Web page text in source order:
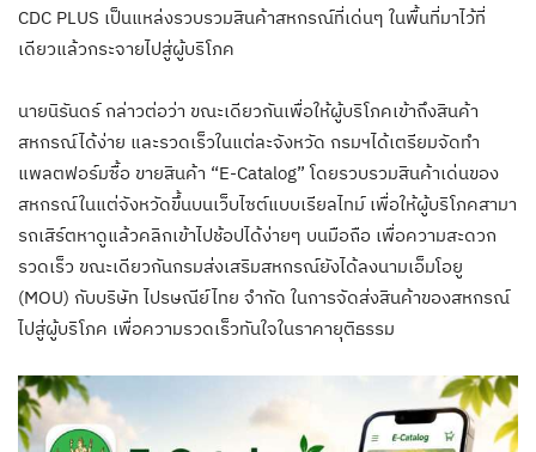
CDC PLUS เป็นแหล่งรวบรวมสินค้าสหกรณ์ที่เด่นๆ ในพื้นที่มาไว้ที่
เดียวแล้วกระจายไปสู่ผู้บริโภค
นายนิรันดร์ กล่าวต่อว่า ขณะเดียวกันเพื่อให้ผู้บริโภคเข้าถึงสินค้า
สหกรณ์ได้ง่าย และรวดเร็วในแต่ละจังหวัด กรมฯได้เตรียมจัดทำ
แพลตฟอร์มซื้อ ขายสินค้า “E-Catalog” โดยรวบรวมสินค้าเด่นของ
สหกรณ์ในแต่จังหวัดขึ้นบนเว็บไซต์แบบเรียลไทม์ เพื่อให้ผู้บริโภคสามา
รถเสิร์ตหาดูแล้วคลิกเข้าไปช้อปได้ง่ายๆ บนมือถือ เพื่อความสะดวก
รวดเร็ว ขณะเดียวกันกรมส่งเสริมสหกรณ์ยังได้ลงนามเอ็มโอยู
(MOU) กับบริษัท ไปรษณีย์ไทย จำกัด ในการจัดส่งสินค้าของสหกรณ์
ไปสู่ผู้บริโภค เพื่อความรวดเร็วทันใจในราคายุติธรรม